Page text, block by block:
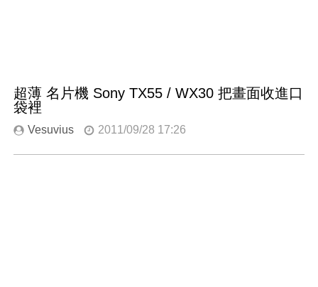
超薄 名片機 Sony TX55 / WX30 把畫面收進口
袋裡
Vesuvius 2011/09/28 17:26